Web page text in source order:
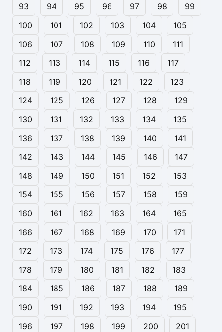
93
94 95 96 97 98
99
100
101 102 103 104
105
106
107 108 109 110
111
112
113 114 115 116
117
118
119 120 121 122
123
124
125 126 127 128
129
130
131 132 133 134
135
136
137 138 139 140
141
142
143 144 145 146
147
148
149 150 151 152
153
154
155 156 157 158
159
160
161 162 163 164
165
166
167 168 169 170
171
172
173 174 175 176
177
178
179 180 181 182
183
184
185 186 187 188
189
190
191 192 193 194
195
196
197 198 199 200
201